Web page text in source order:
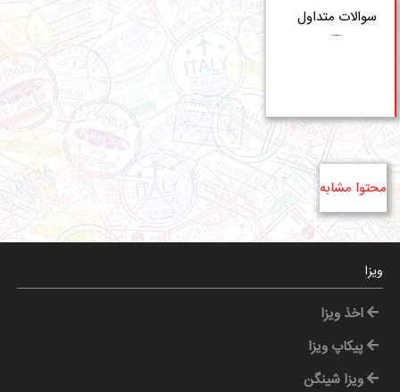
سوالات متداول
محتوا مشابه
ویزا
اخذ ویزا
پیکاپ ویزا
ویزا شینگن